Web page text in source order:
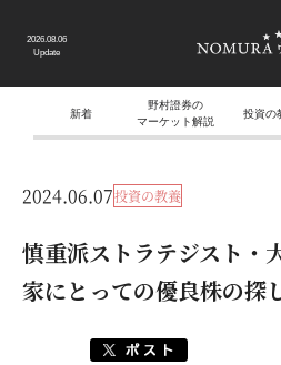
2026.08.06
Update
新着
野村證券の
マーケット解説
投資の
2024.06.07投資の教養
慎重派ストラテジスト・
家にとっての優良株の探